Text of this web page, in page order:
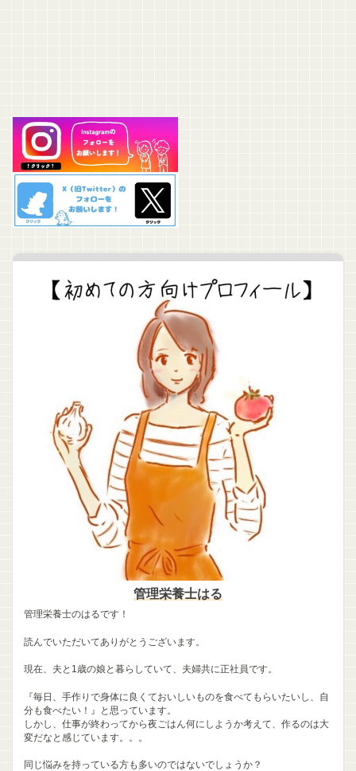
管理栄養士はる
管理栄養士のはるです！
読んでいただいてありがとうございます。
現在、夫と1歳の娘と暮らしていて、夫婦共に正社員です。
『毎日、手作りで身体に良くておいしいものを食べてもらいたいし、自
分も食べたい！』と思っています。
しかし、仕事が終わってから夜ごはん何にしようか考えて、作るのは大
変だなと感じています。。。
同じ悩みを持っている方も多いのではないでしょうか？